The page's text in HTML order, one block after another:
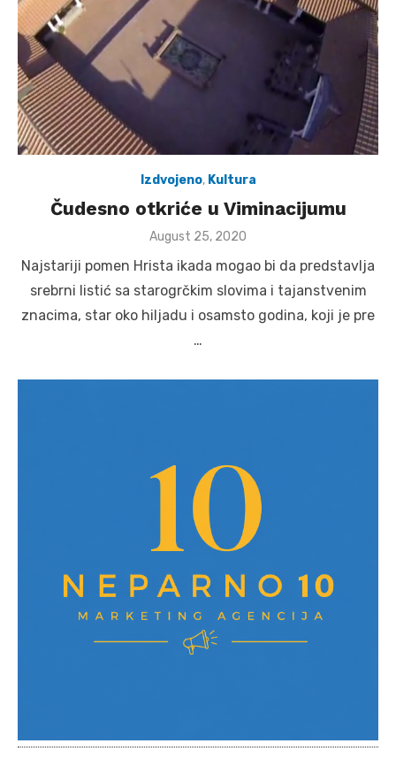
Izdvojeno, Kultura
Čudesno otkriće u Viminacijumu
Posted
August 25, 2020
Najstariji pomen Hrista ikada mogao bi da predstavlja
srebrni listić sa starogrčkim slovima i tajanstvenim
znacima, star oko hiljadu i osamsto godina, koji je pre
…